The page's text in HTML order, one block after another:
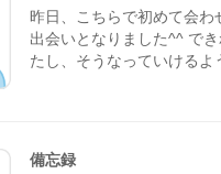
昨日、こちらで初めて会
出会いとなりました^^ で
たし、そうなっていける
す。 そしてまた今度会う
備忘録